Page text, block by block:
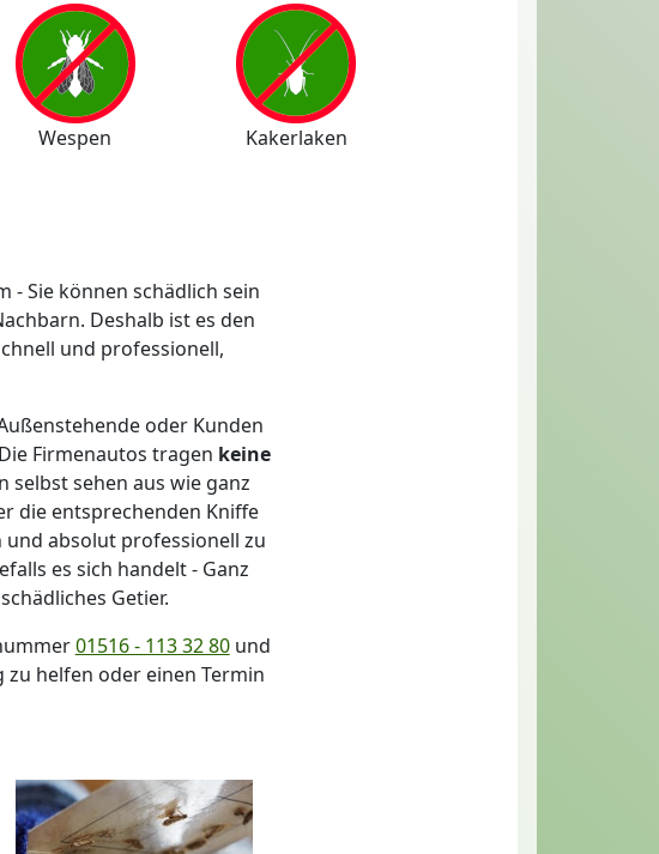
Wespen Kakerlaken
- Sie können schädlich sein
Deshalb ist es den
und professionell,
oder Kunden
Firmenautos tragen keine
selbst sehen aus wie ganz
die entsprechenden Kniffe
absolut professionell zu
es sich handelt - Ganz
Getier.
01516 - 113 32 80und
helfen oder einen Termin